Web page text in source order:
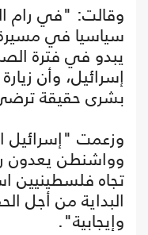
وقالت: "في رام
سياسيا في
يبدو في فترة
إسرائيل، وأن
بشرى حقيقة
وزعمت "إسرائيل
وواشنطن يعدون
تجاه فلسطينيين
البداية من أجل
وإيجابية".